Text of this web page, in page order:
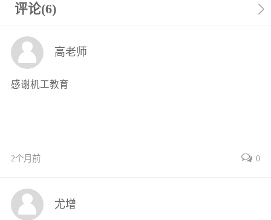
一、冲压的概念1
三、冲压工序的分类3
四、冲压材料6
任务实施19
任务描述21
一、概述21
二、冲裁变形过程分析22
评论(6)
高老师
感谢机工教育
2个月前 0
尤增